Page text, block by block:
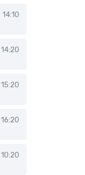
14:10
14:20
15:20
16:20
10:20